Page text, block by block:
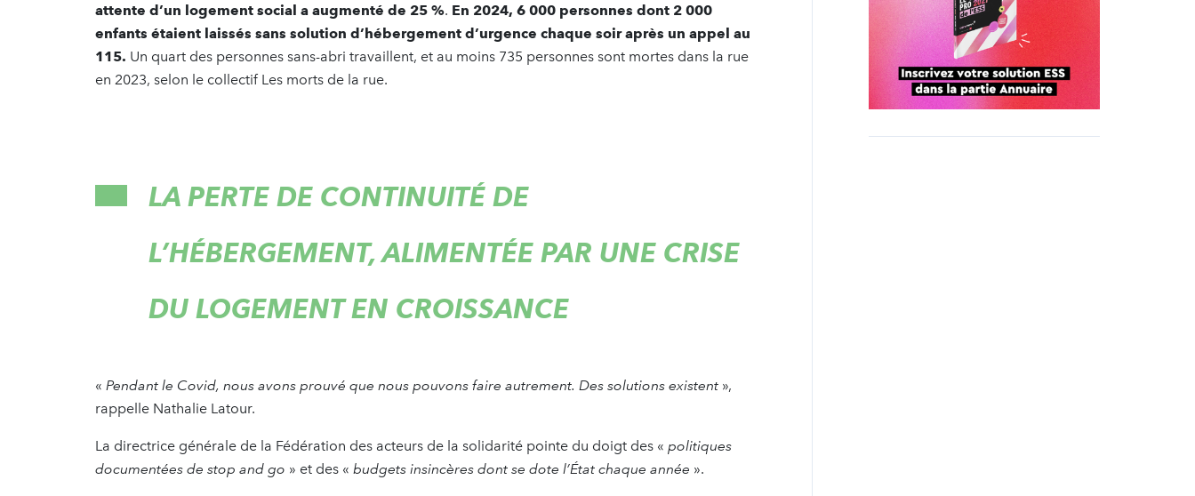
attente d’un logement social a augmenté de 25 %. En 2024, 6 000 personnes dont 2 000
enfants étaient laissés sans solution d’hébergement d’urgence chaque soir après un appel au
115. Un quart des personnes sans-abri travaillent, et au moins 735 personnes sont mortes dans la rue
en 2023, selon le collectif Les morts de la rue.
LA PERTE DE CONTINUITÉ DE
L’HÉBERGEMENT, ALIMENTÉE PAR UNE CRISE
DU LOGEMENT EN CROISSANCE
« Pendant le Covid, nous avons prouvé que nous pouvons faire autrement. Des solutions existent »,
rappelle Nathalie Latour.
La directrice générale de la Fédération des acteurs de la solidarité pointe du doigt des « politiques
documentées de stop and go » et des « budgets insincères dont se dote l’État chaque année ».